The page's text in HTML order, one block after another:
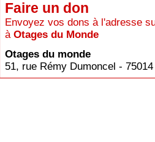
Faire un don
Envoyez vos dons à l'adresse
à Otages du Monde
Otages du monde
51, rue Rémy Dumoncel -